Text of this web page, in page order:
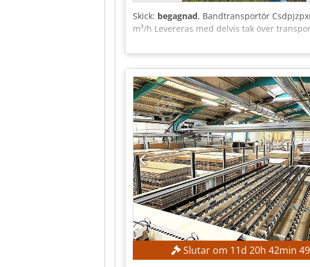
Skick: begagnad, Bandtransportör
m³/h Levereras med delvis tak över
Slutar om 11d 20h 42min 47